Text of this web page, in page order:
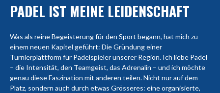
PADEL IST MEINE LEIDENSCHAFT
Was als reine Begeisterung für den Sport begann, hat mich zu
einem neuen Kapitel geführt: Die Gründung einer
Turnierplattform für Padelspieler unserer Region. Ich liebe Padel
– die Intensität, den Teamgeist, das Adrenalin – und ich möchte
genau diese Faszination mit anderen teilen. Nicht nur auf dem
Platz, sondern auch durch etwas Grösseres: eine organisierte,